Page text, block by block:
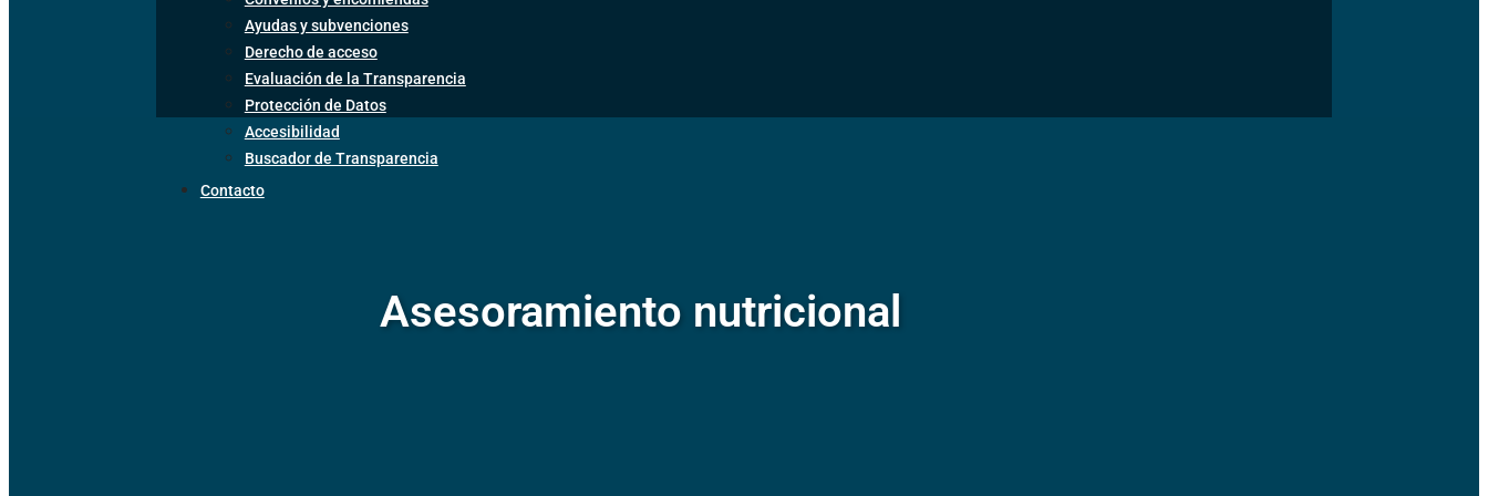
Ayudas y subvenciones
Derecho de acceso
Evaluación de la Transparencia
Protección de Datos
Accesibilidad
Buscador de Transparencia
Contacto
Asesoramiento nutricional